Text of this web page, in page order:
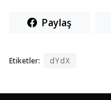
Paylaş
Etiketler: dYdX